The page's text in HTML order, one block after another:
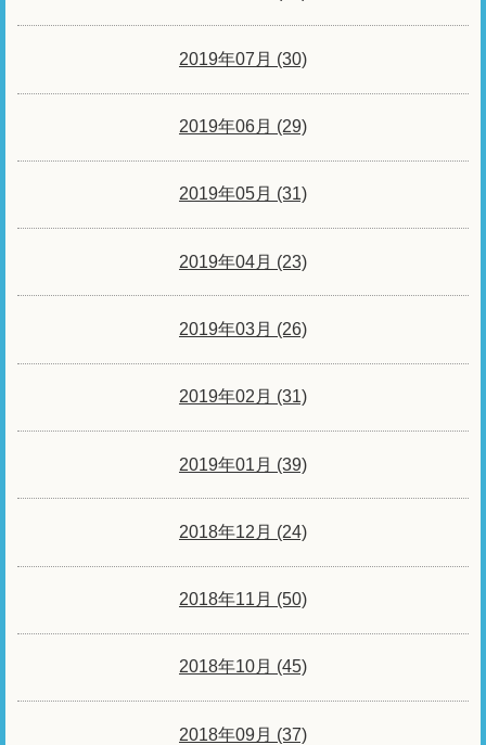
2019年07月 (30)
2019年06月 (29)
2019年05月 (31)
2019年04月 (23)
2019年03月 (26)
2019年02月 (31)
2019年01月 (39)
2018年12月 (24)
2018年11月 (50)
2018年10月 (45)
2018年09月 (37)